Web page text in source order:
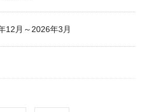
12月～2026年3月